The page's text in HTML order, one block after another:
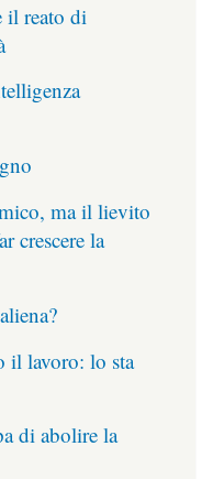
il reato di
ma il lievito
crescere la
il lavoro: lo sta
di abolire la